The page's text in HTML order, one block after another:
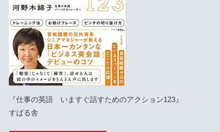
『仕事の英語 いますぐ話すためのアクション123』
すばる舎